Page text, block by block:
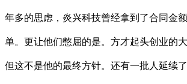
年多的思虑，炎兴科技曾经拿到了合同金
单。更让他们憋屈的是。方才起头创业的
但这不是他的最终方针。还有一批人延续